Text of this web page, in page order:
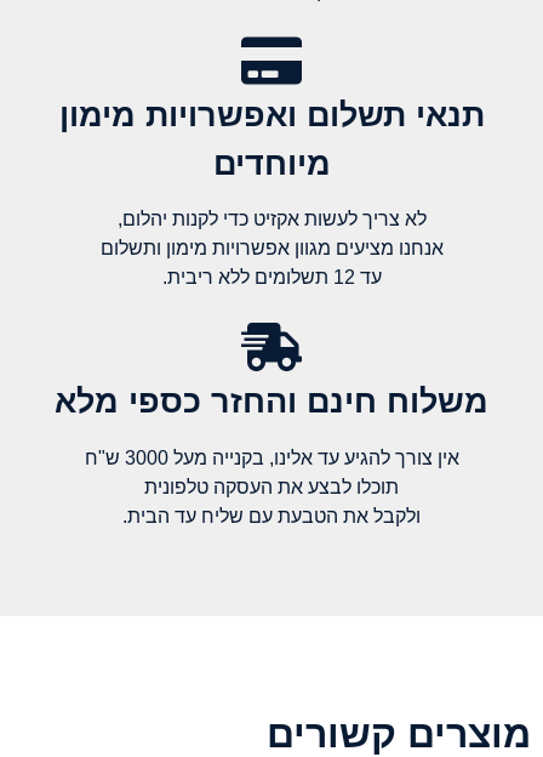
תנאי תשלום ואפשרויות מימון
מיוחדים
לא צריך לעשות אקזיט כדי לקנות יהלום,
אנחנו מציעים מגוון אפשרויות מימון ותשלום
עד 12 תשלומים ללא ריבית.
משלוח חינם והחזר כספי מלא​
אין צורך להגיע עד אלינו, בקנייה מעל 3000 ש"ח
תוכלו לבצע את העסקה טלפונית
ולקבל את הטבעת עם שליח עד הבית.
מוצרים קשורים